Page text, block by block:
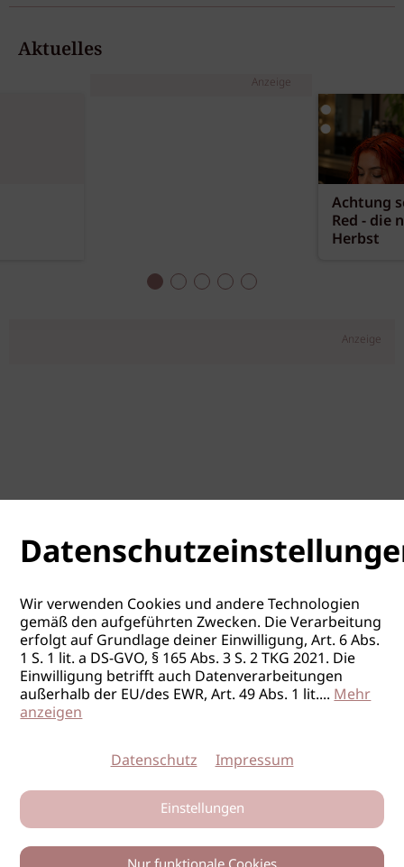
Aktuelles
Anzeige
Achtung
Red - die
Herbst
Anzeige
Wir verwenden Cookies und andere Technologien
gemäß den aufgeführten Zwecken. Die Verarbeitung
erfolgt auf Grundlage deiner Einwilligung, Art. 6 Abs.
1 S. 1 lit. a DS-GVO, § 165 Abs. 3 S. 2 TKG 2021. Die
Einwilligung betrifft auch Datenverarbeitungen
außerhalb der EU/des EWR, Art. 49 Abs. 1 lit....Mehr
anzeigen
Datenschutz Impressum
Einstellungen